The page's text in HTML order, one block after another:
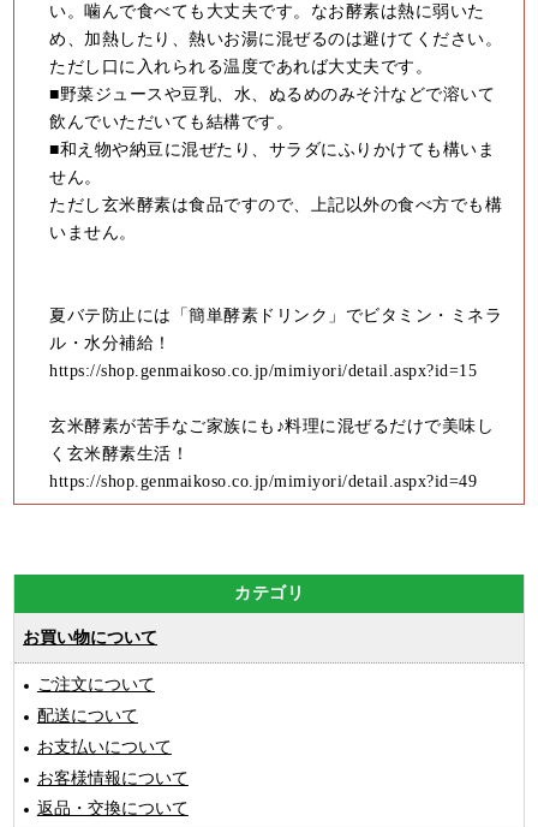
い。噛んで食べても大丈夫です。なお酵素は熱に弱いた
め、加熱したり、熱いお湯に混ぜるのは避けてください。
ただし口に入れられる温度であれば大丈夫です。
■野菜ジュースや豆乳、水、ぬるめのみそ汁などで溶いて
飲んでいただいても結構です。
■和え物や納豆に混ぜたり、サラダにふりかけても構いま
せん。
ただし玄米酵素は食品ですので、上記以外の食べ方でも構
いません。
夏バテ防止には「簡単酵素ドリンク」でビタミン・ミネラ
ル・水分補給！
https://shop.genmaikoso.co.jp/mimiyori/detail.aspx?id=15
玄米酵素が苦手なご家族にも♪料理に混ぜるだけで美味し
く玄米酵素生活！
https://shop.genmaikoso.co.jp/mimiyori/detail.aspx?id=49
カテゴリ
お買い物について
ご注文について
配送について
お支払いについて
お客様情報について
返品・交換について